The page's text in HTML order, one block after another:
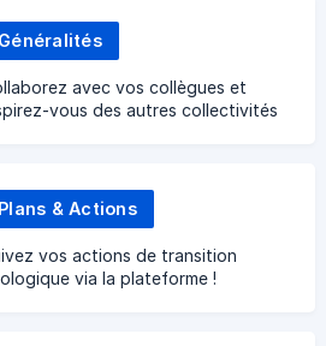
Généralités
avec vos collègues et
vous des autres collectivités
Plans & Actions
vos actions de transition
via la plateforme !